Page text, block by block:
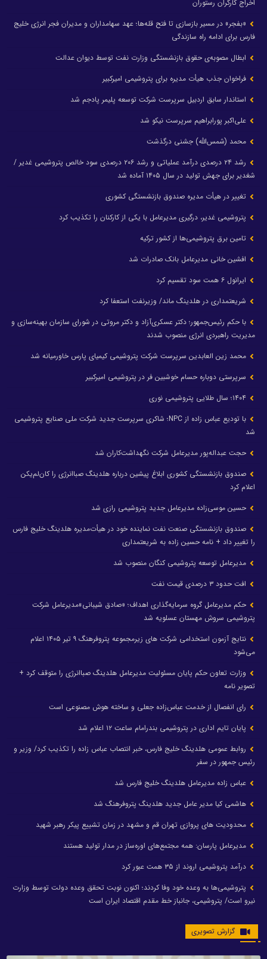
اخراج کارگران رستوران
«بفجر» در مسیر بازسازی تا فتح قله‌ها؛ عهد سهامداران و مدیران فجر انرژی خلیج
فارس برای ادامه راه سازندگی
ابطال مصوبه‌ی حقوق بازنشستگی وزارت نفت توسط دیوان عدالت
فراخوان جذب هیأت مدیره برای پتروشیمی امیرکبیر
استاندار سابق اردبیل سرپرست شرکت توسعه پلیمر پادجم شد
علی‌اکبر پورابراهیم سرپرست نیکو شد
محمد (شمس‌الله) جشنی درگذشت
رشد ۲۴ درصدی درآمد عملیاتی و رشد ۲۰۶ درصدی سود خالص پتروشیمی غدیر /
شغدیر برای جهش تولید در سال ۱۴۰۵ آماده شد
تغییر در هیأت مدیره صندوق بازنشستگی کشوری
پتروشیمی غدیر، درگیری مدیرعامل با یکی از کارکنان را تکذیب کرد
تامین برق پتروشیمی‌ها از کشور ترکیه
افشین خانی مدیرعامل بانک صادرات شد
ایرانول ۶ همت سود تقسیم کرد
شریعتمداری در هلدینگ ماند/ وزیرنفت استعفا کرد
با حکم رئیس‌جمهور؛ دکتر عسکری‌آزاد و دکتر مروتی در شورای سازمان بهینه‌سازی و
مدیریت راهبردی انرژی منصوب شدند
محمد زین العابدین سرپرست شرکت پتروشیمی کیمیای پارس خاورمیانه شد
سرپرستی دوباره حسام خوشبین فر در پتروشیمی امیرکبیر
با تودیع عباس زاده از NPC؛ شاکری سرپرست جدید شرکت ملی صنایع پتروشیمی
شد
حجت عبداله‌پور مدیرعامل شرکت نگهداشت‌کاران شد
صندوق بازنشستگی کشوری ابلاغ پیشین درباره هلدینگ صباانرژی را کان‌لم‌یکن
اعلام کرد
حسین موسی‌زاده مدیرعامل جدید پتروشیمی رازی شد
صندوق بازنشستگی صنعت نفت نماینده خود در هیأت‌مدیره هلدینگ خلیج فارس
را تغییر داد + نامه حسین زاده به شریعتمداری
مدیرعامل توسعه پتروشیمی کنگان منصوب شد
افت حدود ۳ درصدی قیمت نفت
حکم مدیرعامل گروه سرمایه‌گذاری اهداف؛ «صادق شیبانی»مدیرعامل شرکت
پتروشیمی سروش مهستان عسلویه شد
نتایج آزمون استخدامی شرکت های زیرمجموعه پتروفرهنگ ۹ تیر ۱۴۰۵ اعلام
می‌شود
وزارت تعاون حکم پایان مسئولیت مدیرعامل هلدینگ صباانرژی را متوقف کرد +
تصویر نامه
رای انفصال از خدمت عباس‌زاده جعلی و ساخته هوش مصنوعی است
پایان تایم اداری در پتروشیمی بندرامام ساعت ۱۲ اعلام شد
روابط عمومی هلدینگ خلیج فارس، خبر انتصاب عباس زاده را تکذیب کرد/ وزیر و
رئیس جمهور در سفر
عباس زاده مدیرعامل هلدینگ خلیج فارس شد
هاشمی کیا مدیر عامل جدید هلدینگ پتروفرهنگ شد
محدودیت های پروازی تهران قم و مشهد در زمان تشییع پیکر رهبر شهید
مدیرعامل پارسان: همه مجتمع‌های اوره‌ساز در مدار تولید هستند
درآمد پتروشیمی اروند از ۳۵ همت عبور کرد
پتروشیمی‌ها به وعده خود وفا کردند؛ اکنون نوبت تحقق وعده دولت توسط وزارت
نیرو است/ پتروشیمی، جانباز خط مقدم اقتصاد ایران است
گزارش تصویری